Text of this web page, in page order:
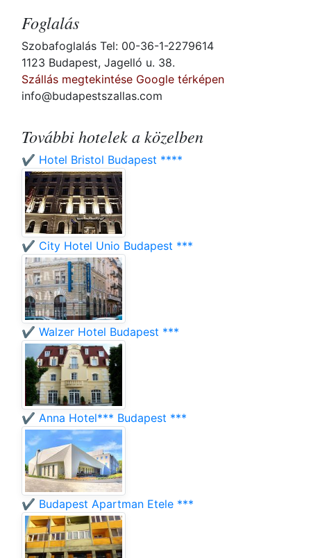
Foglalás
Szobafoglalás Tel: 00-36-1-2279614
1123 Budapest, Jagelló u. 38.
Szállás megtekintése Google térképen
info@budapestszallas.com
További hotelek a közelben
✔️ Hotel Bristol Budapest ****
✔️ City Hotel Unio Budapest ***
✔️ Walzer Hotel Budapest ***
✔️ Anna Hotel*** Budapest ***
✔️ Budapest Apartman Etele ***